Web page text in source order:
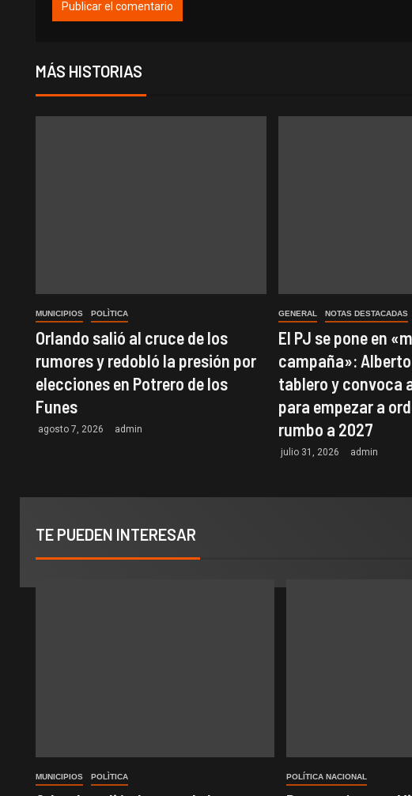
MÁS HISTORIAS
MUNICIPIOS POLÌTICA
Orlando salió al cruce de los
rumores y redobló la presión por
elecciones en Potrero de los
Funes
agosto 7, 2026 admin
GENERAL NOTAS DESTACADAS
El PJ se pone en
campaña»:
tablero y convoca
para empezar a
rumbo a 2027
julio 31, 2026 admin
TE PUEDEN INTERESAR
MUNICIPIOS POLÌTICA POLÍTICA NACIONAL